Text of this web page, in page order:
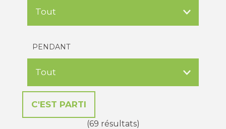
PENDANT
(69 résultats)